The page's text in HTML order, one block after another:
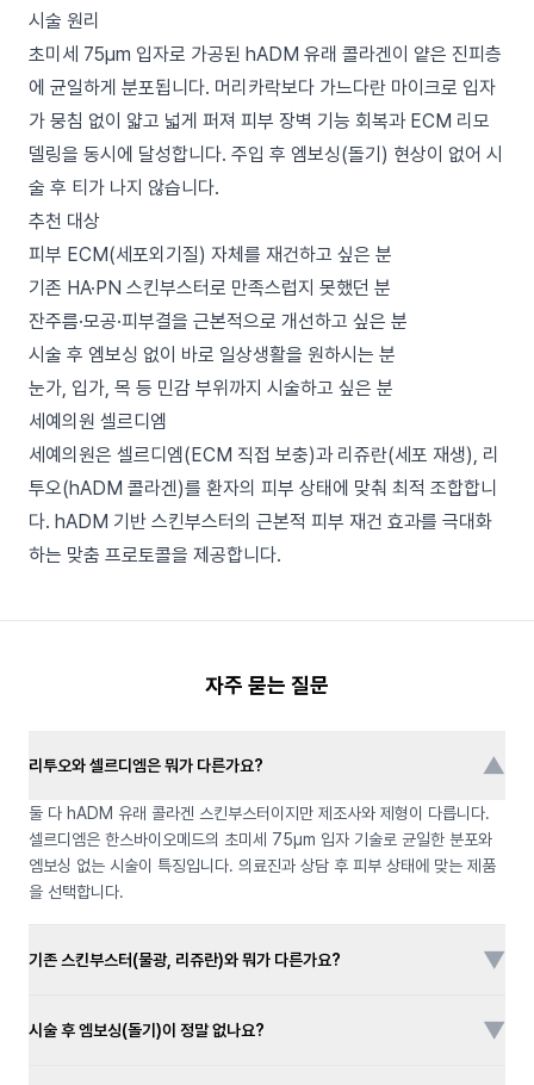
시술 원리
초미세 75μm 입자로 가공된 hADM 유래 콜라겐이 얕은 진피층
에 균일하게 분포됩니다. 머리카락보다 가느다란 마이크로 입자
가 뭉침 없이 얇고 넓게 퍼져 피부 장벽 기능 회복과 ECM 리모
델링을 동시에 달성합니다. 주입 후 엠보싱(돌기) 현상이 없어 시
술 후 티가 나지 않습니다.
추천 대상
피부 ECM(세포외기질) 자체를 재건하고 싶은 분
기존 HA·PN 스킨부스터로 만족스럽지 못했던 분
잔주름·모공·피부결을 근본적으로 개선하고 싶은 분
시술 후 엠보싱 없이 바로 일상생활을 원하시는 분
눈가, 입가, 목 등 민감 부위까지 시술하고 싶은 분
세예의원 셀르디엠
세예의원은 셀르디엠(ECM 직접 보충)과 리쥬란(세포 재생), 리
투오(hADM 콜라겐)를 환자의 피부 상태에 맞춰 최적 조합합니
다. hADM 기반 스킨부스터의 근본적 피부 재건 효과를 극대화
하는 맞춤 프로토콜을 제공합니다.
자주 묻는 질문
리투오와 셀르디엠은 뭐가 다른가요? ▼
둘 다 hADM 유래 콜라겐 스킨부스터이지만 제조사와 제형이 다릅니다.
셀르디엠은 한스바이오메드의 초미세 75μm 입자 기술로 균일한 분포와
엠보싱 없는 시술이 특징입니다. 의료진과 상담 후 피부 상태에 맞는 제품
을 선택합니다.
기존 스킨부스터(물광, 리쥬란)와 뭐가 다른가요? ▼
시술 후 엠보싱(돌기)이 정말 없나요? ▼